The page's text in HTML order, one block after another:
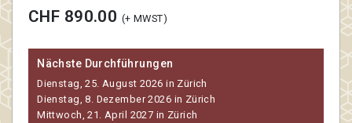
CHF 890.00 (+ MWST)
Nächste Durchführungen
Dienstag, 25. August 2026 in Zürich
Dienstag, 8. Dezember 2026 in Zürich
Mittwoch, 21. April 2027 in Zürich